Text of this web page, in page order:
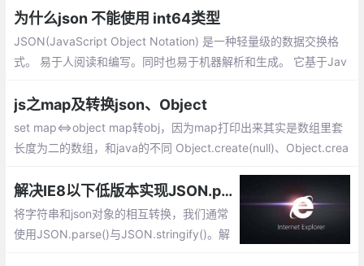
格式化
为什么json 不能使用 int64类型
JSON(JavaScript Object Notation) 是一种轻量级的数据交换格
式。 易于人阅读和编写。同时也易于机器解析和生成。 它基于Jav
on - December 1999的一个子集
js之map及转换json、Object
set map<=>object map转obj，因为map打印出来其实是数组里套
长度为二的数组，和java的不同 Object.create(null)、Object.crea
没有、后两个一样继承了object类，有两个内置方法
解决IE8以下低版本实现JSON.parse()与JSON.stringify()的兼容
将字符串和json对象的相互转换，我们通常
使用JSON.parse()与JSON.stringify()。解